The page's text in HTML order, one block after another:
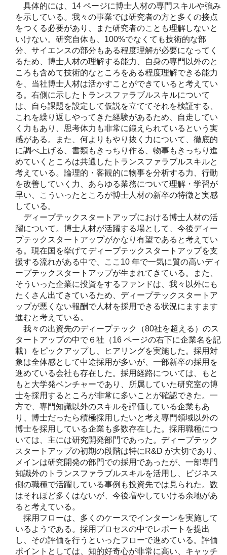
具体的には、14 ページに博士人材の専門スキルや強み
を示している。我々の事業では研究者の方と多くの接点
をつくる必要があり、また研究者のことも理解しないと
いけない。研究自体も、100%でなくても技術的な部
分、サイエンスの部分もある程度理解が必要になってく
るため、博士人材の理解する能力、自身の専門以外のと
ころも含めて技術的なところをある程度理解できる能力
を、当社博士人材は活かすことができていると考えてい
る。右側に示したトランスファラブルスキルについて
は、自ら課題を設定して仮説を立ててそれを検証する、
これを繰り返しやってきた経験があるため、自走してい
く力もあり、思考体力も非常に鍛えられているという実
感がある。また、何よりもやり抜く力について、徹底的
に調べ上げる、書類もきっちり作る、物事もきっちり進
めていくところは共通したトランスファラブルスキルと
考えている。論理的・客観的に物事を分析する力、行動
を改善していく力、あらゆる業務について理解・学習が
早い、こういったところが博士人材の新卒の特徴と実感
している。
ディープテックスタートアップにおける博士人材の活
躍について。博士人材が活躍する場として、今後ディー
プテックスタートアップがかなり有望であると考えてい
る。現在国を挙げてディープテックスタートアップを支
援する流れがある中で、ここ10 年で一気に質の高いディ
ープテックスタートアップが生まれてきている。また、
そういった企業に投資をするファンドは、我々以外にも
たくさん出てきているため、ディープテックスタートア
ップが悪くない報酬で人材を採用できる状況にますます
進むと考えている。
我々の出資先のディープテック（80社を超える）のス
タートアップの中で６社（16 ページの右下に企業名を記
載）をピックアップし、ヒアリングを実施した。採用対
象は全体感として中途採用が多いが、一部新卒の採用を
進めている会社も存在した。採用経路については、もと
もと大学発ベンチャーであり、所属していた研究室の博
士を採用するところが非常に多いことが確認できた。一
方で、専門知識以外のスキルを評価している企業もあ
り、博士だったら積極採用したいと考え専門領域以外の
博士を採用している企業も多数存在した。採用職種につ
いては、主には研究開発部門であった。ディープテック
スタートアップの初期の段階は特にR&D が大切であり、
メインは研究開発の部門での採用であったが、一部専門
知識外のトランスファラブルスキルを活用し、ビジネス
側の職種で活躍している事例も投資先では見られた。数
はそれほど多くはないが、今後増やしていける余地があ
ると考えている。
採用フローは、多くのケースでインターンを実施して
いるようである。採用プロセスの中でレポートを提出
し、その評価を行うといったフローで進めている。評価
ポイントとしては、知的好奇心が非常に高い、キャッチ